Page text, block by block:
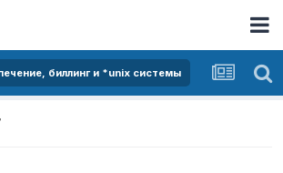
биллинг и *unix системы